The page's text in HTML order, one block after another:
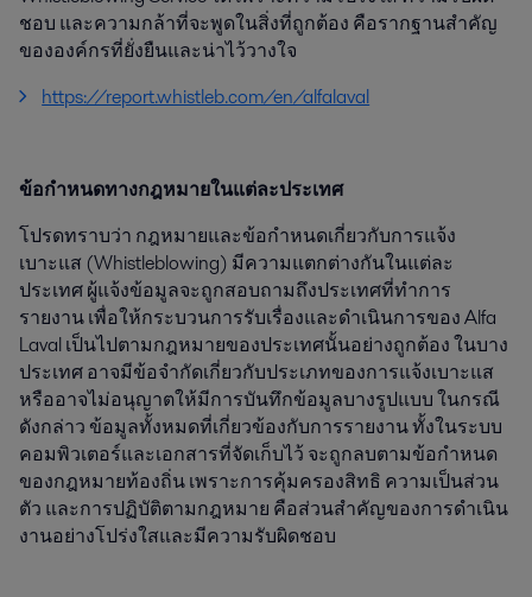
ชอบ และความกล้าที่จะพูดในสิ่งที่ถูกต้อง คือรากฐานสำคัญ
ขององค์กรที่ยั่งยืนและน่าไว้วางใจ
https://report.whistleb.com/en/alfalaval
ข้อกำหนดทางกฎหมายในแต่ละประเทศ
โปรดทราบว่า กฎหมายและข้อกำหนดเกี่ยวกับการแจ้ง
เบาะแส (Whistleblowing) มีความแตกต่างกันในแต่ละ
ประเทศ ผู้แจ้งข้อมูลจะถูกสอบถามถึงประเทศที่ทำการ
รายงาน เพื่อให้กระบวนการรับเรื่องและดำเนินการของ Alfa
Laval เป็นไปตามกฎหมายของประเทศนั้นอย่างถูกต้อง ในบาง
ประเทศ อาจมีข้อจำกัดเกี่ยวกับประเภทของการแจ้งเบาะแส
หรืออาจไม่อนุญาตให้มีการบันทึกข้อมูลบางรูปแบบ ในกรณี
ดังกล่าว ข้อมูลทั้งหมดที่เกี่ยวข้องกับการรายงาน ทั้งในระบบ
คอมพิวเตอร์และเอกสารที่จัดเก็บไว้ จะถูกลบตามข้อกำหนด
ของกฎหมายท้องถิ่น เพราะการคุ้มครองสิทธิ ความเป็นส่วน
ตัว และการปฏิบัติตามกฎหมาย คือส่วนสำคัญของการดำเนิน
งานอย่างโปร่งใสและมีความรับผิดชอบ